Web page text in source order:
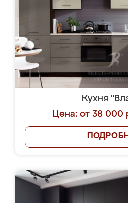
Кухня
Цена: от 38 000